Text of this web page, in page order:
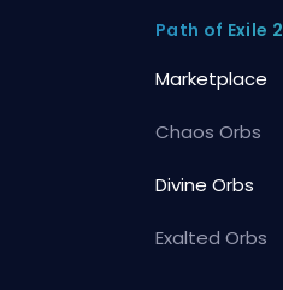
Path of Exile 2
Marketplace
Chaos Orbs
Divine Orbs
Exalted Orbs